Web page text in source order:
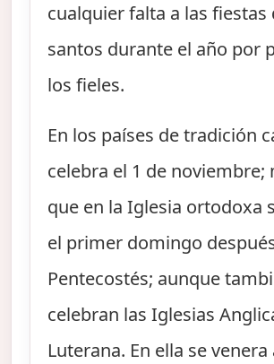
cualquier falta a las fiestas
santos durante el año por
los fieles.
En los países de tradición
celebra el 1 de noviembre;
que en la Iglesia ortodoxa
el primer domingo
Pentecostés; aunque
celebran las Iglesias
Luterana. En ella se